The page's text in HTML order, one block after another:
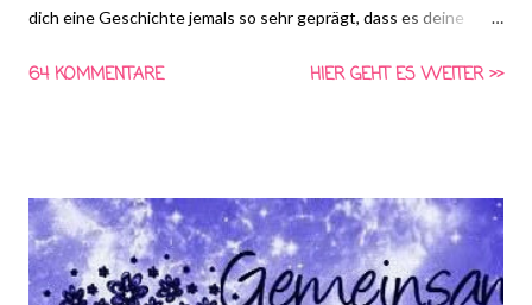
dich eine Geschichte jemals so sehr geprägt, dass es deine
verändert hat? (von Lucy Fox) *HIER* könnt ihr euch schon die
gerufen wurde. Die Aktion findet wöchentlich immer Dienstags
bei Steffi & Nadja von Schlunzen-Bücher statt. Teilnehmen darf
jeder wann immer er Lust und Zeit dazu hat. Die Fragen dürfen
64 KOMMENTARE HIER GEHT ES WEITER >>